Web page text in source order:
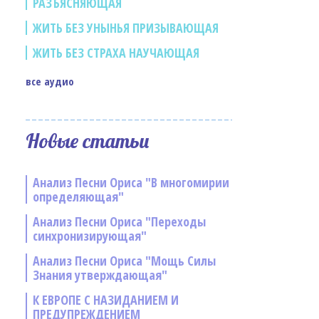
ЖИТЬ БЕЗ УНЫНЬЯ ПРИЗЫВАЮЩАЯ
ЖИТЬ БЕЗ СТРАХА НАУЧАЮЩАЯ
все аудио
Новые статьи
Анализ Песни Ориса "В многомирии
определяющая"
Анализ Песни Ориса "Переходы
синхронизирующая"
Анализ Песни Ориса "Мощь Силы
Знания утверждающая"
К ЕВРОПЕ С НАЗИДАНИЕМ И
ПРЕДУПРЕЖДЕНИЕМ